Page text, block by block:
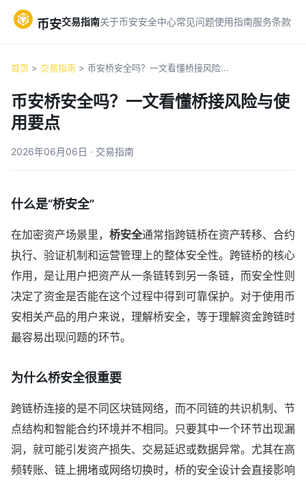
币安交易指南关于币安安全中心常见问题使用指南服务条款
首页 > 交易指南 > 币安桥安全吗？一文看懂桥接风险...
币安桥安全吗？一文看懂桥接风险与使
用要点
2026年06月06日 · 交易指南
什么是“桥安全”
在加密资产场景里， 桥安全通常指跨链桥在资产转移、合约
执行、验证机制和运营管理上的整体安全性。跨链桥的核心
作用，是让用户把资产从一条链转到另一条链，而安全性则
决定了资金是否能在这个过程中得到可靠保护。对于使用币
安相关产品的用户来说，理解桥安全，等于理解资金跨链时
最容易出现问题的环节。
为什么桥安全很重要
跨链桥连接的是不同区块链网络，而不同链的共识机制、节
点结构和智能合约环境并不相同。只要其中一个环节出现漏
洞，就可能引发资产损失、交易延迟或数据异常。尤其在高
频转账、链上拥堵或网络切换时，桥的安全设计会直接影响